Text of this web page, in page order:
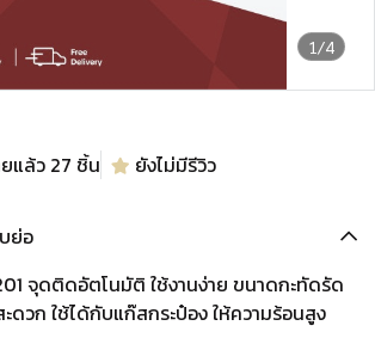
1/4
แล้ว 27 ชิ้น
ยังไม่มีรีวิว
ย่อ
จุดติดอัตโนมัติ ใช้งานง่าย ขนาดกะทัดรัด
ดวก ใช้ได้กับแก๊สกระป๋อง ให้ความร้อนสูง